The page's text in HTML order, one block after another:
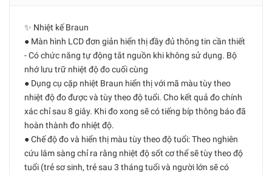
✨ Nhiệt kế Braun
● Màn hình LCD đơn giản hiển thị đầy đủ thông tin cần thiết
- Có chức năng tự động tắt nguồn khi không sử dụng. Bộ
nhớ lưu trữ nhiệt độ đo cuối cùng
● Dụng cụ cặp nhiệt Braun hiển thị với mã màu tùy theo
nhiệt độ đo được và tùy theo độ tuổi. Cho kết quả đo chính
xác chỉ sau 8 giây. Khi đo xong sẽ có tiếng bíp thông báo đã
hoàn thành đo nhiệt độ.
● Chế độ đo và hiển thị màu tùy theo độ tuổi: Theo nghiên
cứu lâm sàng chỉ ra rằng nhiệt độ sốt cơ thể sẽ tùy theo độ
tuổi (trẻ sơ sinh, trẻ sau 3 tháng tuổi và người lớn sẽ có